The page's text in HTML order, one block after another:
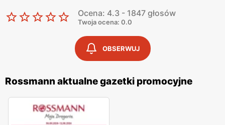
pielęgnacji ciała, przez produkty makijażowe, aż po
suplementy diety.
Rossmannregularnie wydaje
, które ukazują się co dwa tygodnie. W
można znaleźć licznepromocje
na wiele popularnych produktów, co przyciąga
szerokie grono lojalnych klientów. Sieć drogerii Rossmann
szczególną uwagę zwraca na jakość i różnorodność
oferowanych produktów. Asortyment obejmuje zarówno
znane marki międzynarodowe, jak i lokalne, polskie
Ocena: 4.3 - 1847 głosów
Twoja ocena: 0.0
OBSERWUJ
Rossmann aktualne gazetki promocyjne